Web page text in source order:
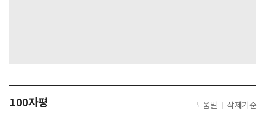
100자평 도움말 삭제기준